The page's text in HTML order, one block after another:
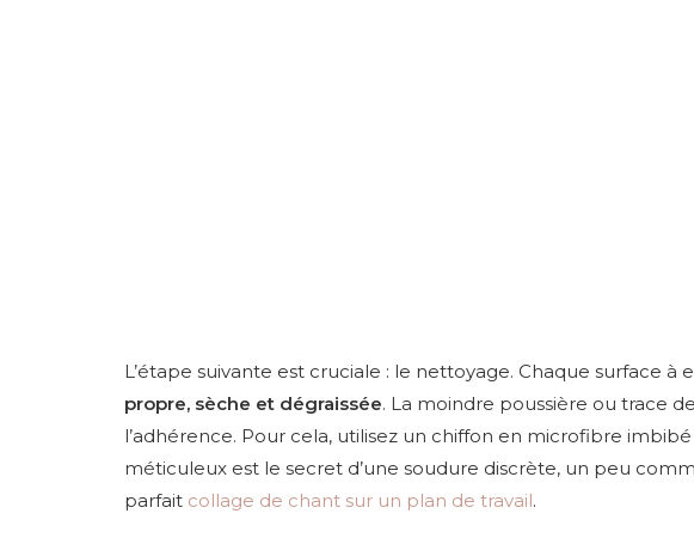
L’étape suivante est cruciale : le nettoyage. Chaque surface à
propre, sèche et dégraissée. La moindre poussière ou trace
l’adhérence. Pour cela, utilisez un chiffon en microfibre
méticuleux est le secret d’une soudure discrète, un peu
parfait collage de chant sur un plan de travail.